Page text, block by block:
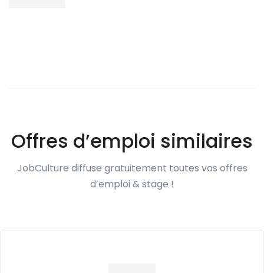
Offres d’emploi similaires
JobCulture diffuse gratuitement toutes vos offres
d’emploi & stage !